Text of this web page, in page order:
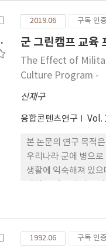
2019.06 구독 인
군 그린캠프 교육
The Effect of
Culture Program -
신재구
융합콘텐츠연구 Vol.
본 논문의 연구 목적
우리나라 군에 병으
생활에 익숙해져 있
문제가 발생하고 매
다. 군내에서 문제 발
1992.06 구독 인